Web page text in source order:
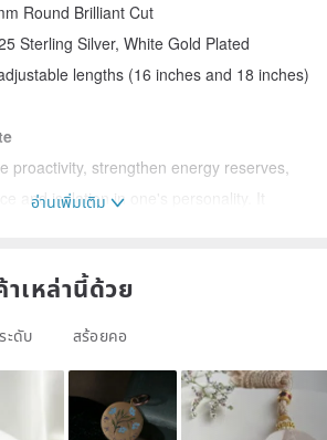
Round Brilliant Cut
Sterling Silver, White Gold Plated
lengths (16 inches and 18 inches)
proactivity, strengthen energy reserves,
and isolation in one's personality. It
to inspire creativity, enhance
confusion. It helps in expanding
sadness, indifference, and anger,
lows.
อ่านเพิ่มเติม
เหล่านี้ด้วย
ะดับ สร้อยคอ